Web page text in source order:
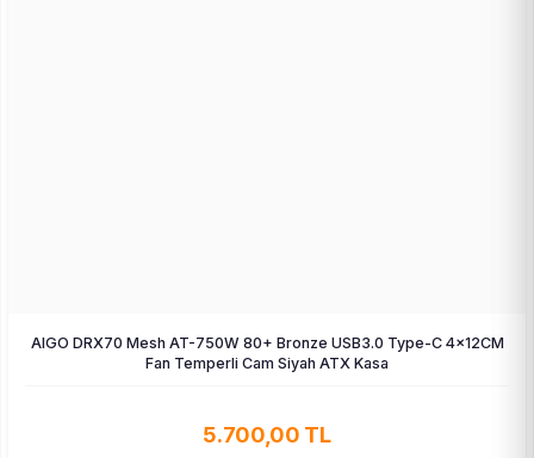
AIGO DRX70 Mesh AT-750W 80+ Bronze USB3.0 Type-C 4×12CM
Fan Temperli Cam Siyah ATX Kasa
5.700,00 TL